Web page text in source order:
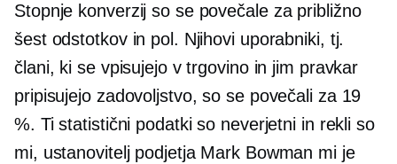
Stopnje konverzij so se povečale za približno
šest odstotkov in pol. Njihovi uporabniki, tj.
člani, ki se vpisujejo v trgovino in jim pravkar
pripisujejo zadovoljstvo, so se povečali za 19
%. Ti statistični podatki so neverjetni in rekli so
mi, ustanovitelj podjetja Mark Bowman mi je